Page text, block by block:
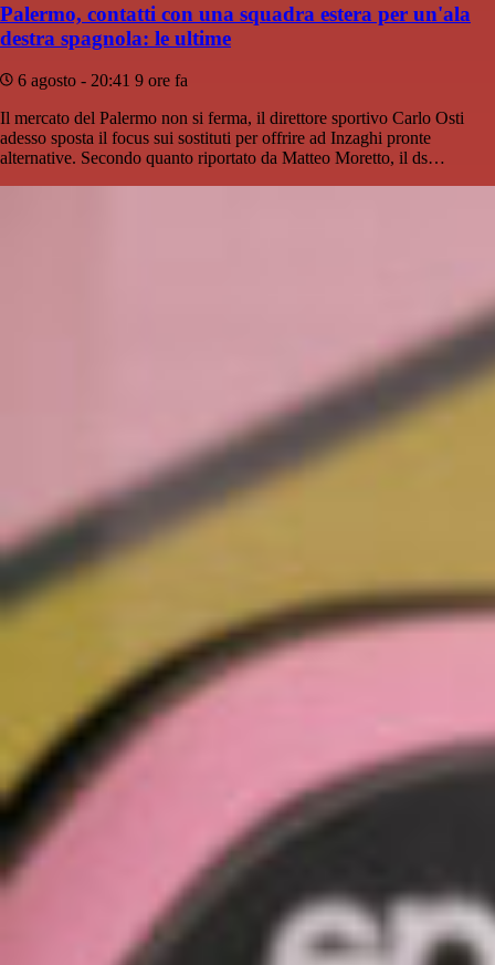
Palermo, contatti con una squadra estera per un'ala
destra spagnola: le ultime
6 agosto - 20:41 9 ore fa
Il mercato del Palermo non si ferma, il direttore sportivo Carlo Osti
adesso sposta il focus sui sostituti per offrire ad Inzaghi pronte
alternative. Secondo quanto riportato da Matteo Moretto, il ds…